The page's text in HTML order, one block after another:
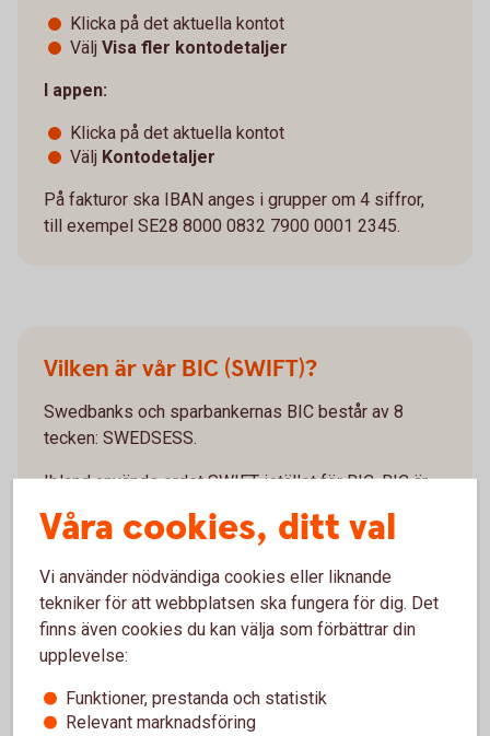
Klicka på det aktuella kontot
Välj Visa fler kontodetaljer
I appen:
Klicka på det aktuella kontot
Välj Kontodetaljer
På fakturor ska IBAN anges i grupper om 4 siffror,
till exempel SE28 8000 0832 7900 0001 2345.
Vilken är vår BIC (SWIFT)?
Swedbanks och sparbankernas BIC består av 8
tecken: SWEDSESS.
Ibland används ordet SWIFT istället för BIC. BIC är
inte obligatoriskt för SEPA-betalningar (den
europeiska gireringsstandarden) vilka gör det möjligt
gemensamma eurobetalningsområdet.
Våra cookies, ditt val
Vi använder nödvändiga cookies eller liknande
tekniker för att webbplatsen ska fungera för dig. Det
finns även cookies du kan välja som förbättrar din
upplevelse:
Funktioner, prestanda och statistik
Relevant marknadsföring